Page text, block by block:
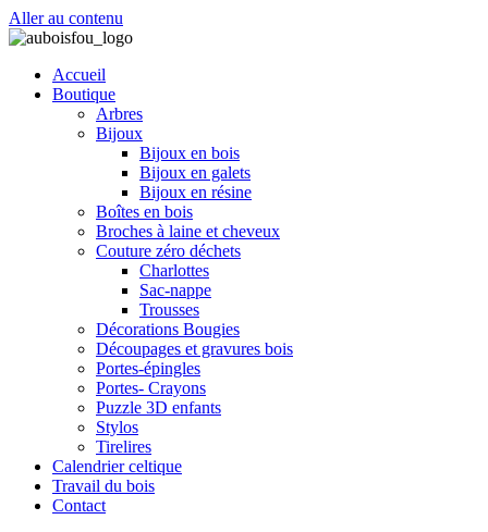
Aller au contenu
Accueil
Boutique
Arbres
Bijoux
Bijoux en bois
Bijoux en galets
Bijoux en résine
Boîtes en bois
Broches à laine et cheveux
Couture zéro déchets
Charlottes
Sac-nappe
Trousses
Décorations Bougies
Découpages et gravures bois
Portes-épingles
Portes- Crayons
Puzzle 3D enfants
Stylos
Tirelires
Calendrier celtique
Travail du bois
Contact